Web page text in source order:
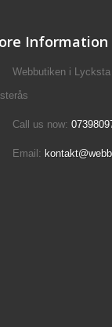
Information
Webbutiken i
Call us now:
Email: